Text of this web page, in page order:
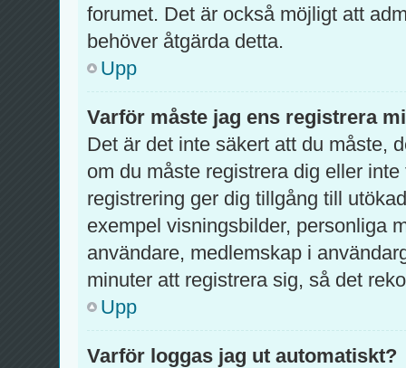
forumet. Det är också möjligt att
behöver åtgärda detta.
Upp
Varför måste jag ens registrera
Det är det inte säkert att du måste,
om du måste registrera dig eller
registrering ger dig tillgång till
exempel visningsbilder, personliga
användare, medlemskap i
minuter att registrera sig, så det
Upp
Varför loggas jag ut automatiskt?